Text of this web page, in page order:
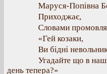
Маруся-Попівна
Приходжає,
Словами
«Гей козаки,
Ви бідні
Угадайте що в
день тепера?»